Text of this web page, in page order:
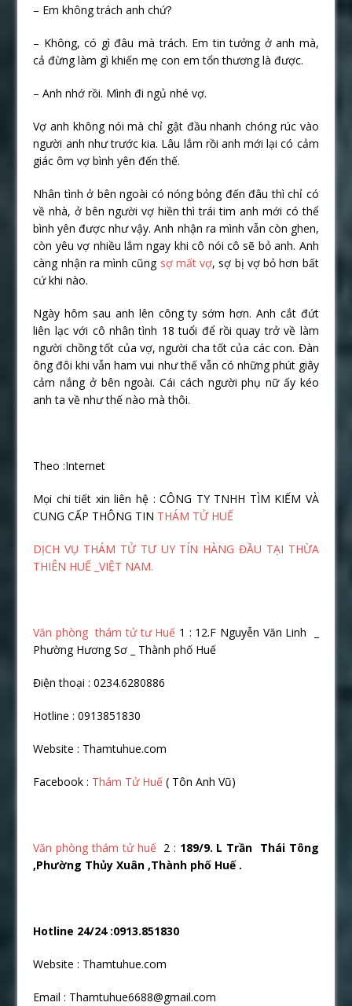
– Em không trách anh chứ?
– Không, có gì đâu mà trách. Em tin tưởng ở anh mà,
cả đừng làm gì khiến mẹ con em tổn thương là được.
– Anh nhớ rồi. Mình đi ngủ nhé vợ.
Vợ anh không nói mà chỉ gật đầu nhanh chóng rúc vào
người anh như trước kia. Lâu lắm rồi anh mới lại có cảm
giác ôm vợ bình yên đến thế.
Nhân tình ở bên ngoài có nóng bỏng đến đâu thì chỉ có
về nhà, ở bên người vợ hiền thì trái tim anh mới có thể
bình yên được như vậy. Anh nhận ra mình vẫn còn ghen,
còn yêu vợ nhiều lắm ngay khi cô nói cô sẽ bỏ anh. Anh
càng nhận ra mình cũng sợ mất vợ, sợ bị vợ bỏ hơn bất
cứ khi nào.
Ngày hôm sau anh lên công ty sớm hơn. Anh cắt đứt
liên lạc với cô nhân tình 18 tuổi để rồi quay trở về làm
người chồng tốt của vợ, người cha tốt của các con. Đàn
ông đôi khi vẫn ham vui như thế vẫn có những phút giây
cảm nắng ở bên ngoài. Cái cách người phụ nữ ấy kéo
anh ta về như thế nào mà thôi.
Theo :Internet
Mọi chi tiết xin liên hệ : CÔNG TY TNHH TÌM KIẾM VÀ
CUNG CẤP THÔNG TIN THÁM TỬ HUẾ
DỊCH VỤ THÁM TỬ TƯ UY TÍN HÀNG ĐẦU TẠI THỪA
THIÊN HUẾ _VIỆT NAM.
Văn phòng thám tử tư Huế 1 : 12.F Nguyễn Văn Linh _
Phường Hương Sơ _ Thành phố Huế
Điện thoại : 0234.6280886
Hotline : 0913851830
Website : Thamtuhue.com
Facebook : Thám Tử Huế ( Tôn Anh Vũ)
Văn phòng thám tử huế2 : 189/9. L Trần Thái Tông
,Phường Thủy Xuân ,Thành phố Huế .
Hotline 24/24 :0913.851830
Website : Thamtuhue.com
Email : Thamtuhue6688@gmail.com